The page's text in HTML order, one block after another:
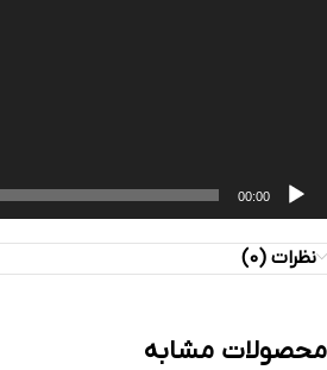
00:00
نظرات (0)
محصولات مشابه